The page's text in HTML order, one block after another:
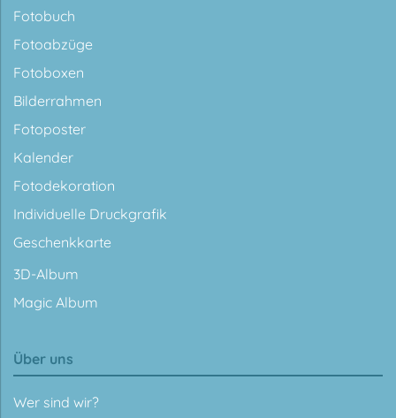
Fotobuch
Fotoabzüge
Fotoboxen
Bilderrahmen
Fotoposter
Kalender
Fotodekoration
Individuelle Druckgrafik
Geschenkkarte
3D-Album
Magic Album
Über uns
Wer sind wir?